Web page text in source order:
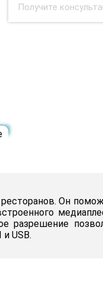
Получите
Он
разрешение
USB.